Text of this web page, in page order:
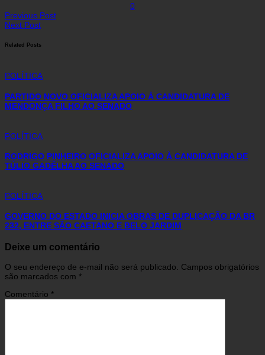
0
Previous Post
Next Post
Related Posts
POLÍTICA
PARTIDO NOVO OFICIALIZA APOIO À CANDIDATURA DE
MENDONÇA FILHO AO SENADO
POLÍTICA
RODRIGO PINHEIRO OFICIALIZA APOIO À CANDIDATURA DE
TÚLIO GADÊLHA AO SENADO
POLÍTICA
GOVERNO DO ESTADO INICIA OBRAS DE DUPLICAÇÃO DA BR
232, ENTRE SÃO CAETANO E BELO JARDIM
Deixe um comentário
O seu endereço de e-mail não será publicado. Campos obrigatórios
são marcados com *
Comentário *